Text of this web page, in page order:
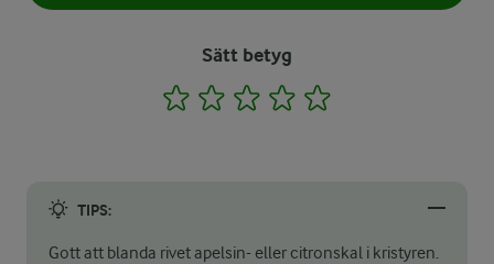
Sätt betyg
1 2 3 4
TIPS:
Gott att blanda rivet apelsin- eller citronskal i kristyren.